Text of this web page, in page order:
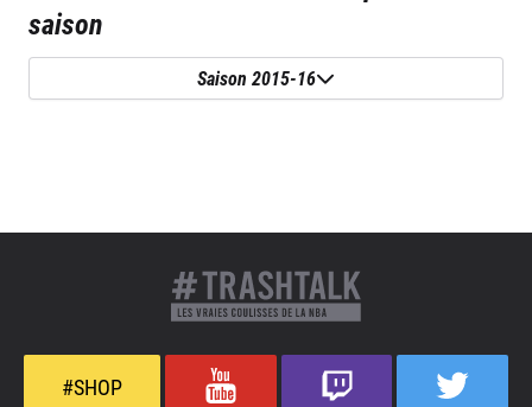
saison
Saison 2015-16
#SHOP